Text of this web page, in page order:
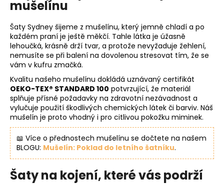
mušelínu
Šaty Sydney šijeme z mušelínu, který jemně chladí a po
každém praní je ještě měkčí. Tahle látka je úžasně
lehoučká, krásně drží tvar, a protože nevyžaduje žehlení,
nemusíte se při balení na dovolenou stresovat tím, že se
vám v kufru zmačká.
Kvalitu našeho mušelínu dokládá uznávaný certifikát
OEKO-TEX® STANDARD 100 potvrzující, že materiál
splňuje přísné požadavky na zdravotní nezávadnost a
vylučuje použití škodlivých chemických látek či barviv. Náš
mušelín je proto vhodný i pro citlivou pokožku miminek.
📖 Více o přednostech mušelínu se dočtete na našem
BLOGU: Mušelín: Poklad do letního šatníku.
Šaty na kojení, které vás podrží